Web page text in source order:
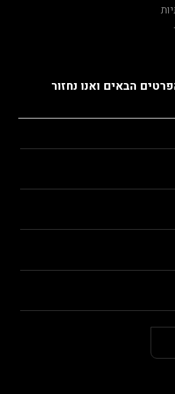
הבאים ואנו נחזור